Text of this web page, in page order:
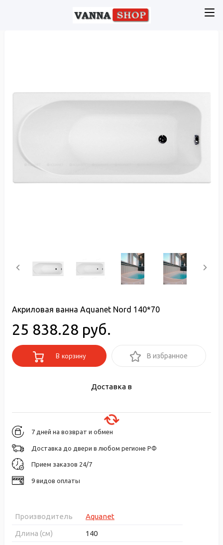
Акриловая ванна Aquanet Nord 140*70
25 838.28 руб.
В корзину В избранное
Доставка в
7 дней на возврат и обмен
Доставка до двери в любом регионе РФ
Прием заказов 24/7
9 видов оплаты
Производитель
Aquanet
Длина (см)
140